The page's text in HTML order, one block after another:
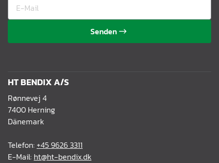
Senden
HT BENDIX A/S
Rønnevej 4
7400 Herning
Dänemark
Telefon: +45 9626 3311
E-Mail: ht@ht-bendix.dk